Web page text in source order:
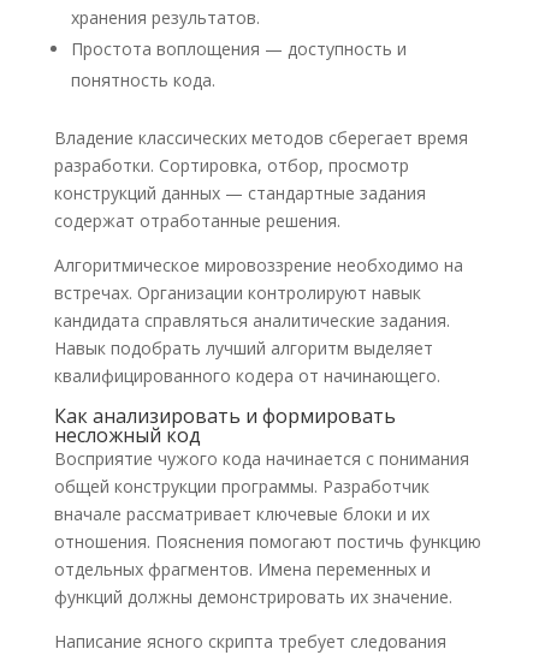
хранения результатов.
Простота воплощения — доступность и
понятность кода.
Владение классических методов сберегает время
разработки. Сортировка, отбор, просмотр
конструкций данных — стандартные задания
содержат отработанные решения.
Алгоритмическое мировоззрение необходимо на
встречах. Организации контролируют навык
кандидата справляться аналитические задания.
Навык подобрать лучший алгоритм выделяет
квалифицированного кодера от начинающего.
Как анализировать и формировать
несложный код
Восприятие чужого кода начинается с понимания
общей конструкции программы. Разработчик
вначале рассматривает ключевые блоки и их
отношения. Пояснения помогают постичь функцию
отдельных фрагментов. Имена переменных и
функций должны демонстрировать их значение.
Написание ясного скрипта требует следования